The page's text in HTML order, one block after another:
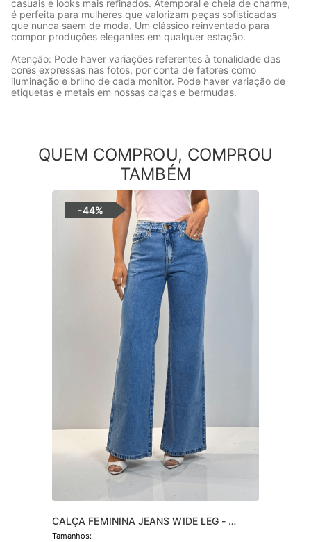
casuais e looks mais refinados. Atemporal e cheia de charme,
é perfeita para mulheres que valorizam peças sofisticadas
que nunca saem de moda. Um clássico reinventado para
compor produções elegantes em qualquer estação.
Atenção: Pode haver variações referentes à tonalidade das
cores expressas nas fotos, por conta de fatores como
iluminação e brilho de cada monitor. Pode haver variação de
etiquetas e metais em nossas calças e bermudas.
QUEM COMPROU, COMPROU
TAMBÉM
-44%
CALÇA FEMININA JEANS WIDE LEG -
JEANS CLARO